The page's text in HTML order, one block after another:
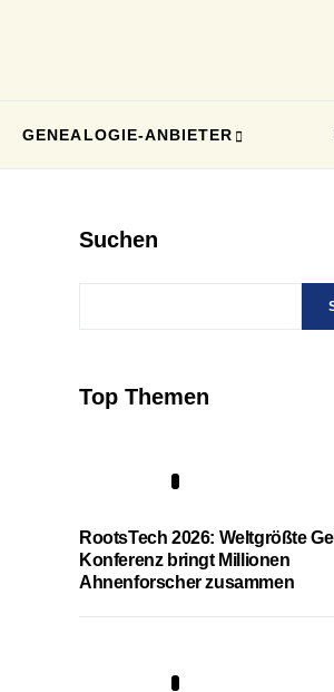
GENEALOGIE-ANBIETER
Suchen
Top Themen
RootsTech 2026: Weltgrößte
Konferenz bringt Millionen
Ahnenforscher zusammen